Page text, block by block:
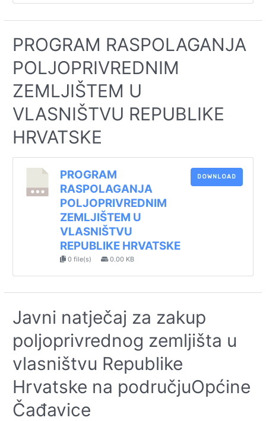
PROGRAM RASPOLAGANJA
POLJOPRIVREDNIM
ZEMLJIŠTEM U
VLASNIŠTVU REPUBLIKE
HRVATSKE
PROGRAM
RASPOLAGANJA
POLJOPRIVREDNIM
ZEMLJIŠTEM U
VLASNIŠTVU
REPUBLIKE HRVATSKE
0 file(s) 0.00 KB
DOWNLOAD
Javni natječaj za zakup
poljoprivrednog zemljišta u
vlasništvu Republike
Hrvatske na područjuOpćine
Čađavice